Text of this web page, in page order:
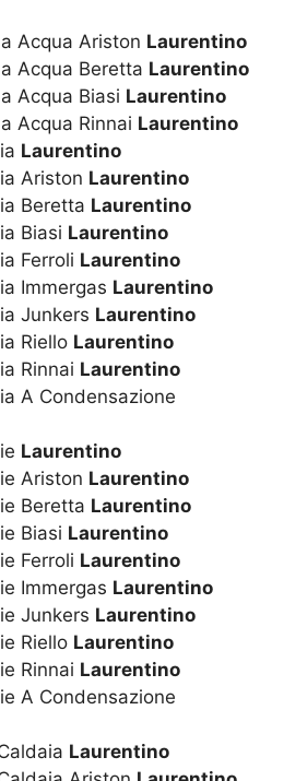
Acqua Ariston Laurentino
Acqua Beretta Laurentino
Acqua Biasi Laurentino
Acqua Rinnai Laurentino
Laurentino
Ariston Laurentino
Beretta Laurentino
Biasi Laurentino
Ferroli Laurentino
Immergas Laurentino
Junkers Laurentino
Riello Laurentino
Rinnai Laurentino
A Condensazione
Laurentino
Ariston Laurentino
Beretta Laurentino
Biasi Laurentino
Ferroli Laurentino
Immergas Laurentino
Junkers Laurentino
Riello Laurentino
Rinnai Laurentino
A Condensazione
Laurentino